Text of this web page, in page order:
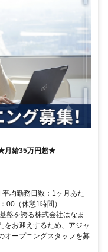
月給35万円超★
均勤務日数：1ヶ月あた
00（休憩1時間）
盤を誇る株式会社はなま
をお迎えするため、アジャ
オープニングスタッフを募